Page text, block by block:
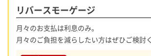
リバースモーゲージ
月々のお支払は利息のみ。
月々のご負担を減らしたい方はぜひご検討